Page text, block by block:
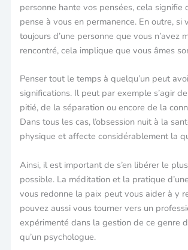
personne hante vos pensées, cela signifie
pense à vous en permanence. En outre, si
toujours d’une personne que vous n’avez
rencontré, cela implique que vous âmes
Penser tout le temps à quelqu’un peut
significations. Il peut par exemple s’agir de
pitié, de la séparation ou encore de la
Dans tous les cas, l’obsession nuit à la
physique et affecte considérablement la
Ainsi, il est important de s’en libérer le
possible. La méditation et la pratique
vous redonne la paix peut vous aider à y
pouvez aussi vous tourner vers un
expérimenté dans la gestion de ce genre
qu’un psychologue.